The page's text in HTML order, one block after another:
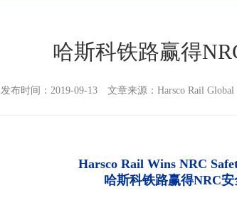
哈斯科铁路赢得
发布时间：2019-09-13 文章来源：Harsco Rail Global
Harsco Rail Wins NRC
哈斯科铁路赢得NRC安